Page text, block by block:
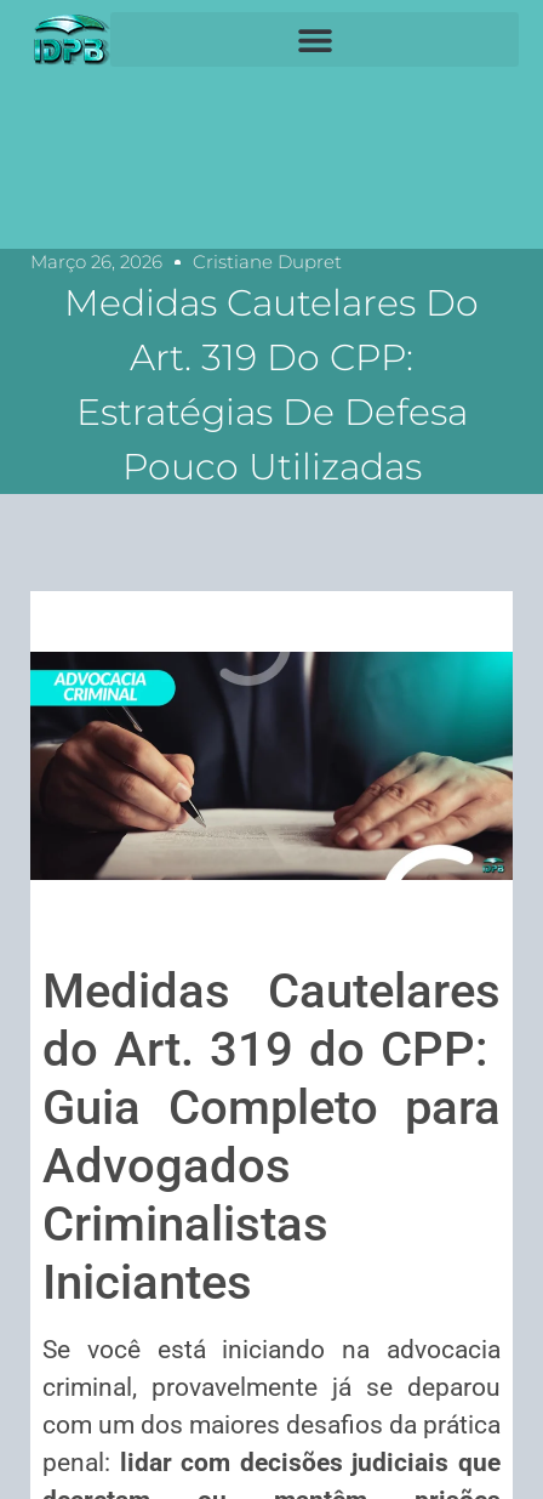
Março 26, 2026 Cristiane Dupret
Medidas Cautelares Do
Art. 319 Do CPP:
Estratégias De Defesa
Pouco Utilizadas
Medidas Cautelares
do Art. 319 do CPP:
Guia Completo para
Advogados
Criminalistas
Iniciantes
Se você está iniciando na advocacia
criminal, provavelmente já se deparou
com um dos maiores desafios da prática
penal:
lidar com decisões judiciais que